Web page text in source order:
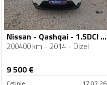
Nissan - Qashqai - 1.5DCI 110ks
200400 km 2014 Dizel
9 500€